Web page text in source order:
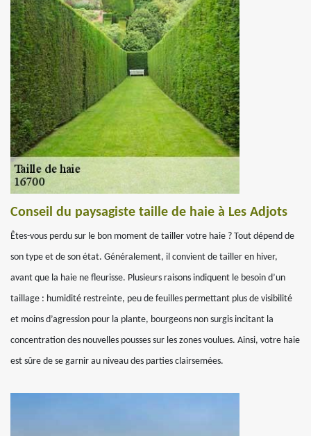
Conseil du paysagiste taille de haie à Les Adjots
Êtes-vous perdu sur le bon moment de tailler votre haie ? Tout dépend de
son type et de son état. Généralement, il convient de tailler en hiver,
avant que la haie ne fleurisse. Plusieurs raisons indiquent le besoin d’un
taillage : humidité restreinte, peu de feuilles permettant plus de visibilité
et moins d’agression pour la plante, bourgeons non surgis incitant la
concentration des nouvelles pousses sur les zones voulues. Ainsi, votre haie
est sûre de se garnir au niveau des parties clairsemées.